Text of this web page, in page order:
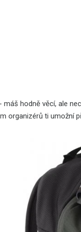
máš hodně věcí, ale
organizérů ti umožní